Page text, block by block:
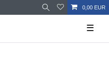
0,00 EUR
☰